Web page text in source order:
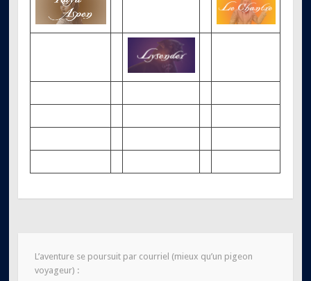
L’aventure se poursuit par courriel (mieux qu’un pigeon
voyageur) :